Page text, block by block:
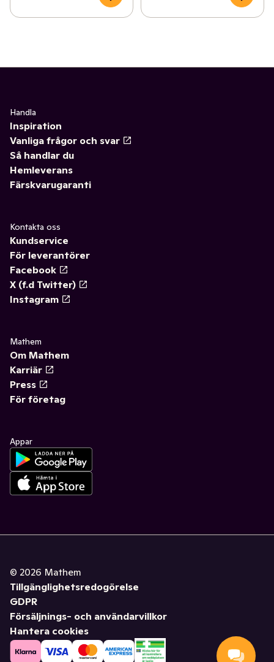
Handla
Inspiration
Vanliga frågor och svar
Så handlar du
Hemleverans
Färskvarugaranti
Kontakta oss
Kundservice
För leverantörer
Facebook
X (f.d Twitter)
Instagram
Mathem
Om Mathem
Karriär
Press
För företag
Appar
© 2026 Mathem
Tillgänglighetsredogörelse
GDPR
Försäljnings- och användarvillkor
Hantera cookies